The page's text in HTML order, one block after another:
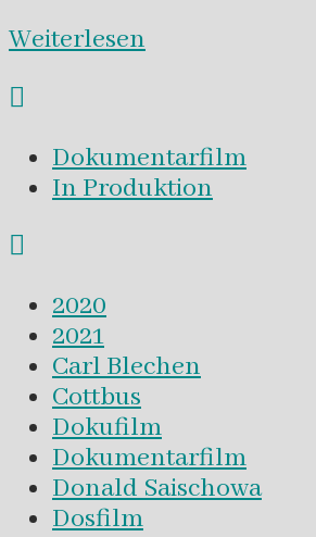
Weiterlesen
Dokumentarfilm
In Produktion
2020
2021
Carl Blechen
Cottbus
Dokufilm
Dokumentarfilm
Donald Saischowa
Dosfilm